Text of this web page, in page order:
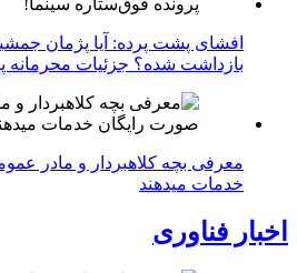
افشای پشت پرده: آیا پژمان
بازداشت شده؟ جزئیات محرمانه
معرفی بچه کلاهبردار و مادر
خدمات میدهند
اخبار فناوری